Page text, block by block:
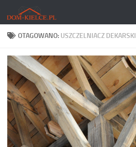
Skip to content
OTAGOWANO: USZCZELNIACZ DEKARSKI